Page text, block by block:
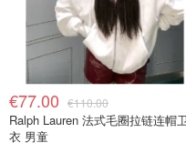
€77.00 €110.00
Ralph Lauren 法式毛圈拉链连帽
衣 男童